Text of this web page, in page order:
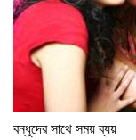
বন্ধুদের সাথে সময় ব্যয়